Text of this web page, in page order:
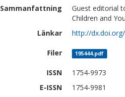
Sammanfattning
Guest editorial
Children and
Länkar
http://
Filer 195444.pdf
ISSN
1754-9973
E-ISSN
1754-9981